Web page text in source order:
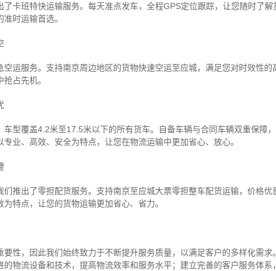
卡班特快运输服务。每天准点发车，全程GPS定位跟踪，让您随时了
时运输首选。
运服务。支持南京周边地区的货物快速空运至应城，满足您对时效性
占先机。
型覆盖4.2米至17.5米以下的所有货车。自备车辆与合同车辆双重保障
业、高效、安全为特点，让您在物流运输中更加省心、放心。
推出了零担配货服务。支持南京至应城大票零担整车配货运输，价格优
特点，让您的货物运输更加省心、省力。
性，因此我们始终致力于不断提升服务质量，以满足客户的多样化需求
物流设备和技术，提高物流效率和服务水平；建立完善的客户服务体